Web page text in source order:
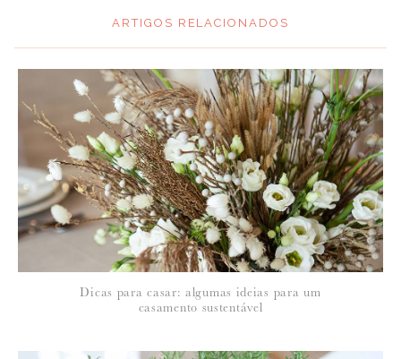
NOME*:
ARTIGOS RELACIONADOS
Dicas para casar: algumas ideias para um
casamento sustentável